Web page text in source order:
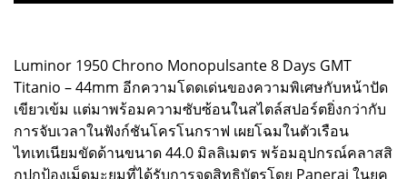
Luminor 1950 Chrono Monopulsante 8 Days GMT
Titanio – 44mm อีกความโดดเด่นของความพิเศษกับหน้าปัด
เขียวเข้ม แต่มาพร้อมความซับซ้อนในสไตล์สปอร์ตยิ่งกว่ากับ
การจับเวลาในฟังก์ชันโครโนกราฟ เผยโฉมในตัวเรือน
ไทเทเนียมขัดด้านขนาด 44.0 มิลลิเมตร พร้อมอุปกรณ์คลาสสิ
กปกป้องเม็ดมะยมที่ได้รับการจดสิทธิบัตรโดย Panerai ในยุค